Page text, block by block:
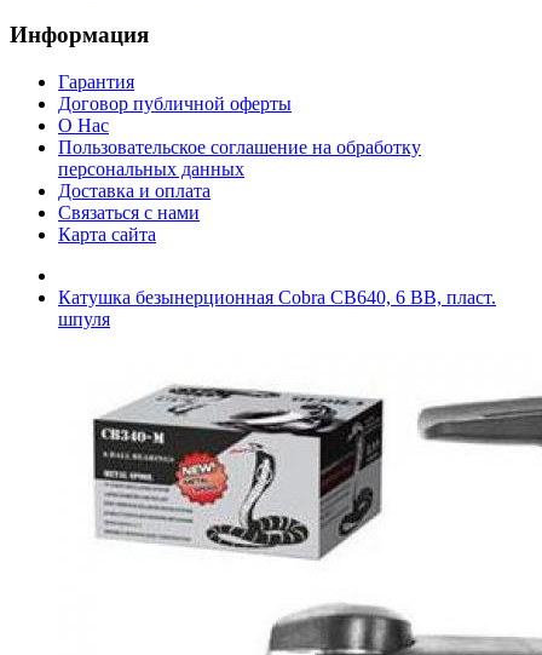
Информация
Гарантия
Договор публичной оферты
О Нас
Пользовательское соглашение на обработку
персональных данных
Доставка и оплата
Связаться с нами
Карта сайта
Катушка безынерционная Cobra CB640, 6 ВВ, пласт.
шпуля